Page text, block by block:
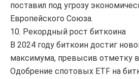
поставил под угрозу
Европейского Союза.
10. Рекордный рост биткоина
В 2024 году биткоин достиг
максимума, превысив отметку
Одобрение спотовых ETF на